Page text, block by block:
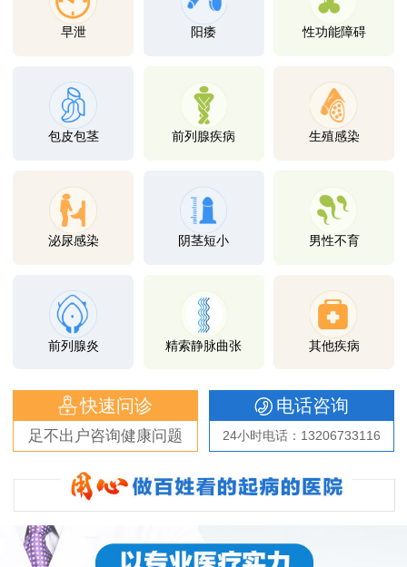
早泄 阳痿 性功能障碍
包皮包茎 前列腺疾病 生殖感染
泌尿感染 阴茎短小 男性不育
前列腺炎 精索静脉曲张 其他疾病
快速问诊
足不出户咨询健康问题
电话咨询
24小时电话：13206733116